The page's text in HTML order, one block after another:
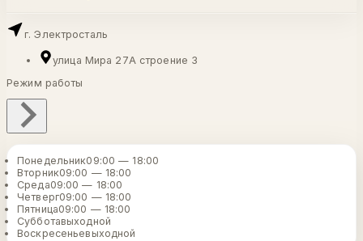
г. Электросталь
улица Мира 27А строение 3
Режим работы
Понедельник09:00 — 18:00
Вторник09:00 — 18:00
Среда09:00 — 18:00
Четверг09:00 — 18:00
Пятница09:00 — 18:00
Субботавыходной
Воскресеньевыходной